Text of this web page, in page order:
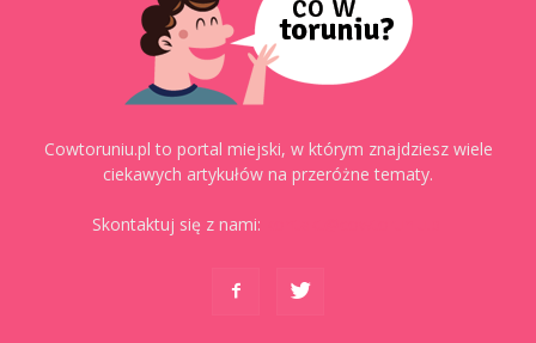
Cowtoruniu.pl to portal miejski, w którym znajdziesz wiele
ciekawych artykułów na przeróżne tematy.
Skontaktuj się z nami: